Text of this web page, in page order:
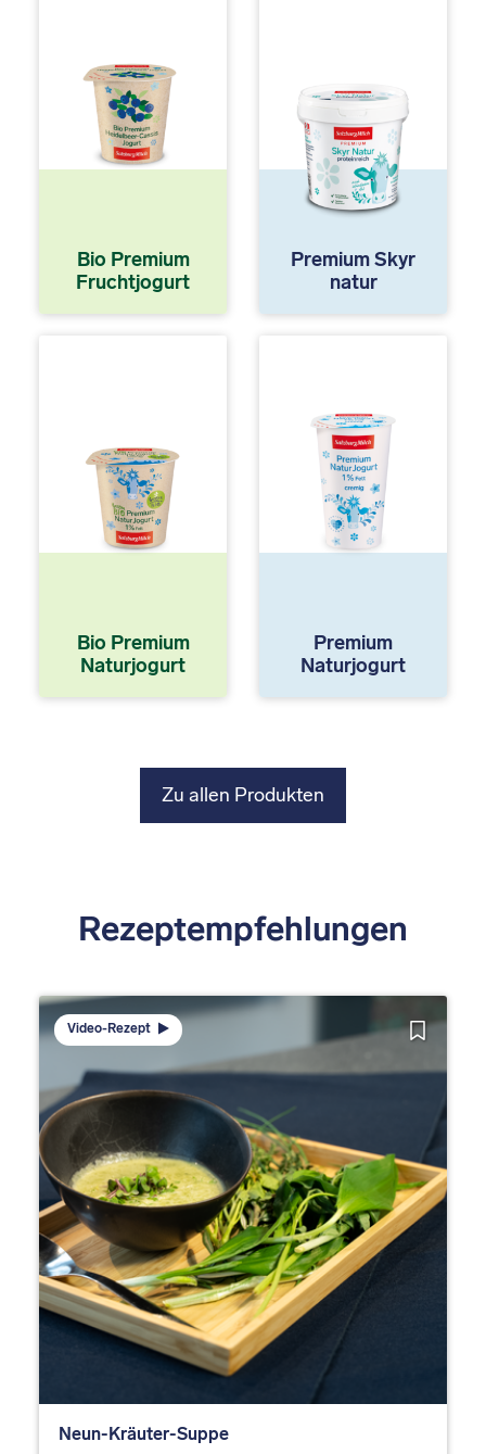
Bio Premium
Fruchtjogurt
Premium Skyr
natur
Bio Premium
Naturjogurt
Premium
Naturjogurt
Zu allen Produkten
Rezeptempfehlungen
Video-Rezept
Neun-Kräuter-Suppe